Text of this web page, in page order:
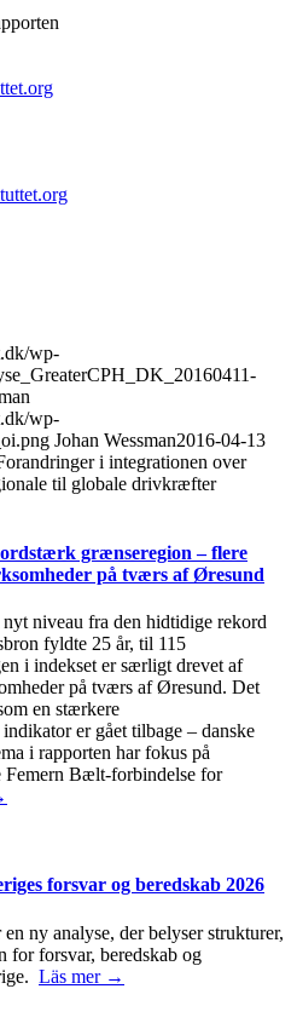
wp-
wp-
Johan Wessman2016-04-13
i integrationen over
til globale drivkræfter
grænseregion – flere
på tværs af Øresund
niveau fra den hidtidige rekord
fyldte 25 år, til 115
i indekset er særligt drevet af
på tværs af Øresund. Det
en stærkere
er gået tilbage – danske
i rapporten har fokus på
Femern Bælt-forbindelse for
forsvar og beredskab 2026
ny analyse, der belyser strukturer,
for forsvar, beredskab og
Läs mer →